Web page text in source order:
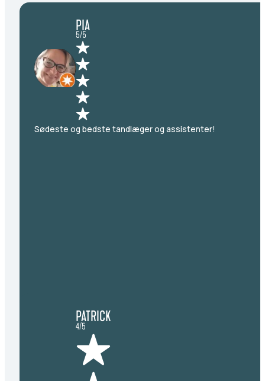
PIA
5/5
Sødeste og bedste tandlæger og assistenter!
PATRICK
4/5